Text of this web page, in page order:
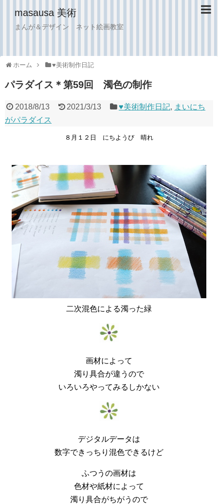
masausa 美術
まんが＆デザイン ネット絵画教室
ホーム ♥︎美術制作日記
パラダイス＊第59回 濁色の制作
2018/8/13 2021/3/13 ♥︎美術制作日記, まいにち
がパラダイス
８月１２日 にちようび 晴れ
二次混色による濁った緑
画材によって
濁り具合が違うので
いろいろやってみるしかない
デジタルデータは
数字できっちり混色できるけど
ふつうの画材は
色材や紙材によって
濁り具合がちがうので